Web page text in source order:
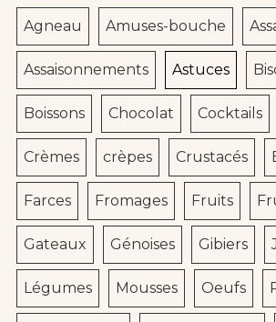
Agneau Amuses-bouche
Assaisonnements Astuces
Boissons Chocolat Cocktails
Crèmes crèpes Crustacés
Farces Fromages Fruits
Gateaux Génoises Gibiers
Légumes Mousses Oeufs